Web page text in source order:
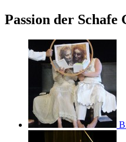
Passion der Schafe